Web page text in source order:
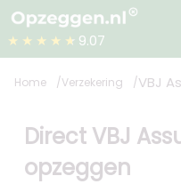
★★★★★ 9.07
Home Verzekering VBJ
Direct VBJ
opzeggen